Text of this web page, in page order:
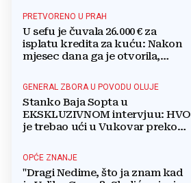
PRETVORENO U PRAH
U sefu je čuvala 26.000 € za
isplatu kredita za kuću: Nakon
mjesec dana ga je otvorila,
GENERAL ZBORA U POVODU OLUJE
Stanko Baja Sopta u
EKSKLUZIVNOM intervjuu: HVO
je trebao ući u Vukovar preko
Bršadina
OPĆE ZNANJE
"Dragi Nedime, što ja znam kad